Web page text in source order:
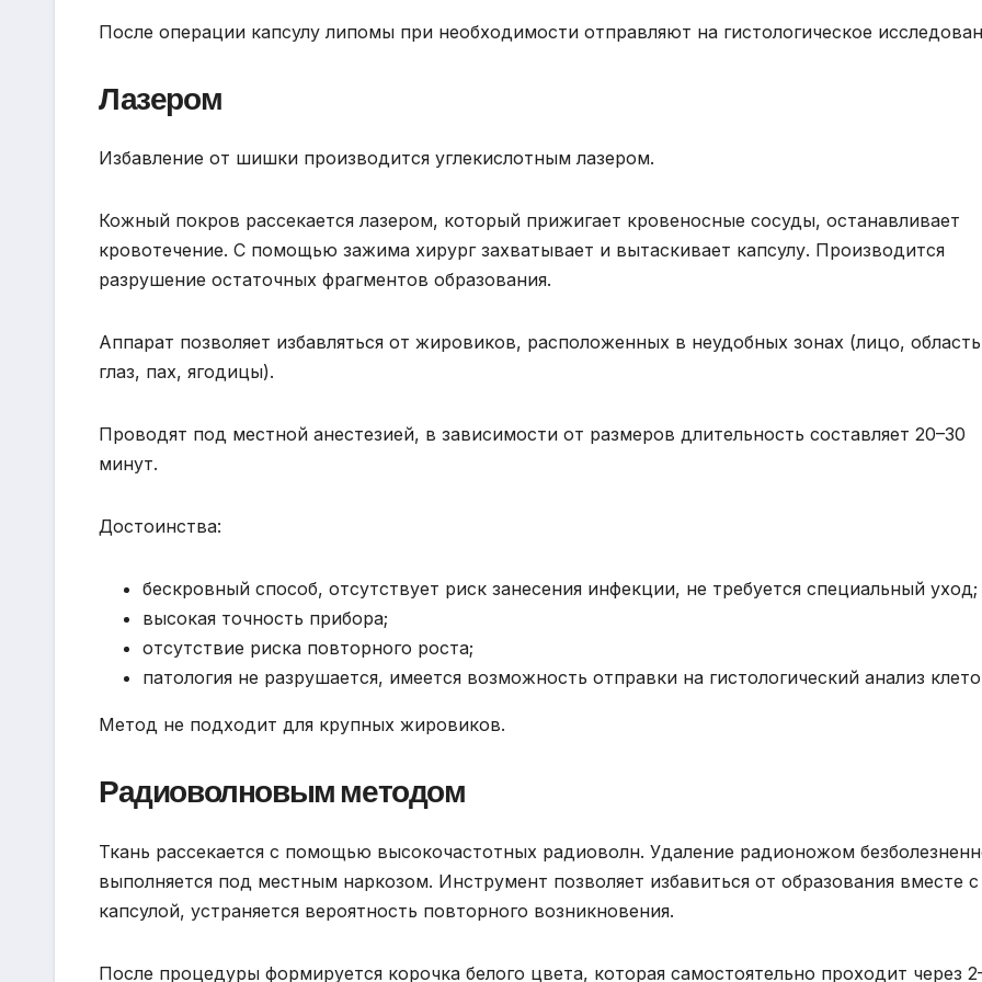
После операции капсулу липомы при необходимости отправляют на гистологическое
Лазером
Избавление от шишки производится углекислотным лазером.
Кожный покров рассекается лазером, который прижигает кровеносные сосуды, останавливает
кровотечение. С помощью зажима хирург захватывает и вытаскивает капсулу. Производится
разрушение остаточных фрагментов образования.
Аппарат позволяет избавляться от жировиков, расположенных в неудобных зонах (лицо, область
глаз, пах, ягодицы).
Проводят под местной анестезией, в зависимости от размеров длительность составляет 20–30
минут.
Достоинства:
бескровный способ, отсутствует риск занесения инфекции, не требуется специальный уход;
высокая точность прибора;
отсутствие риска повторного роста;
патология не разрушается, имеется возможность отправки на гистологический анализ
Метод не подходит для крупных жировиков.
Радиоволновым методом
Ткань рассекается с помощью высокочастотных радиоволн. Удаление радионожом
выполняется под местным наркозом. Инструмент позволяет избавиться от образования вместе с
капсулой, устраняется вероятность повторного возникновения.
После процедуры формируется корочка белого цвета, которая самостоятельно проходит через